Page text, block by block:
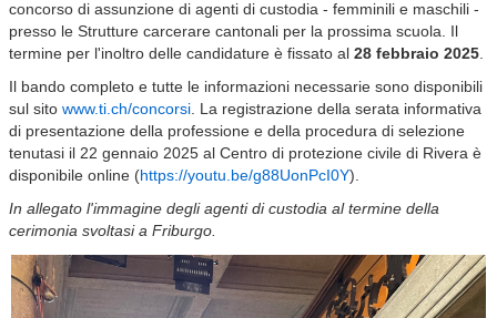
concorso di assunzione di agenti di custodia - femminili e maschili -
presso le Strutture carcerare cantonali per la prossima scuola. Il
termine per l'inoltro delle candidature è fissato al 28 febbraio 2025
Il bando completo e tutte le informazioni necessarie sono disponibili
sul sito www.ti.ch/concorsi . La registrazione della serata informativa
di presentazione della professione e della procedura di selezione
tenutasi il 22 gennaio 2025 al Centro di protezione civile di Rivera è
disponibile online (https://youtu.be/g88UonPcI0Y).
In allegato l'immagine degli agenti di custodia al termine della
cerimonia svoltasi a Friburgo.